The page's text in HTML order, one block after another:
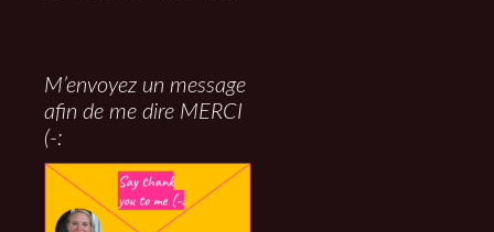
M’envoyez un message
afin de me dire MERCI
(-: